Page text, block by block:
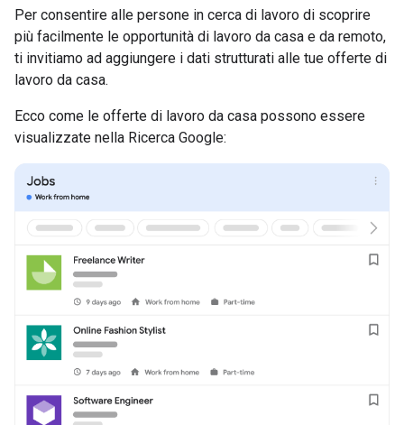
Per consentire alle persone in cerca di lavoro di scoprire
più facilmente le opportunità di lavoro da casa e da remoto,
ti invitiamo ad aggiungere i dati strutturati alle tue offerte di
lavoro da casa.
Ecco come le offerte di lavoro da casa possono essere
visualizzate nella Ricerca Google: